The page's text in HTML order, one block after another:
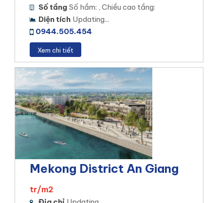
Số tầng Số hầm: , Chiều cao tầng:
Diện tích Updating...
0944.505.454
Xem chi tiết
Mekong District An Giang
tr/m2